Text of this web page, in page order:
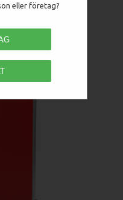
eller företag?